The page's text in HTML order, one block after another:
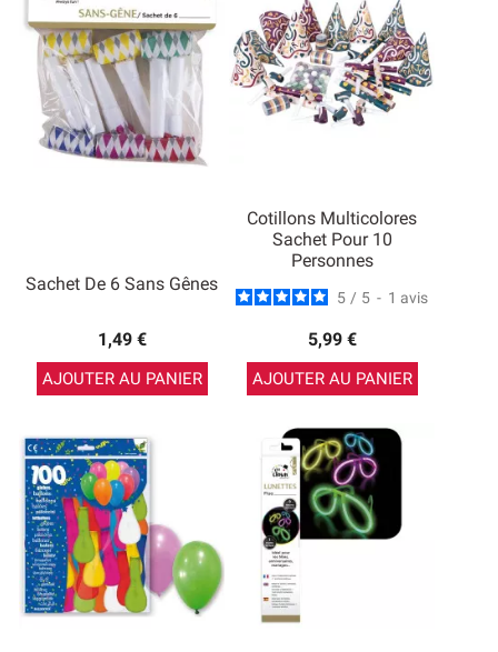
Sachet De 6 Sans Gênes
1,49 €
AJOUTER AU PANIER
Cotillons Multicolores
Sachet Pour 10
Personnes
5 / 5 - 1 avis
5,99 €
AJOUTER AU PANIER